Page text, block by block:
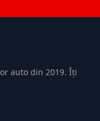
auto din 2019. Îți